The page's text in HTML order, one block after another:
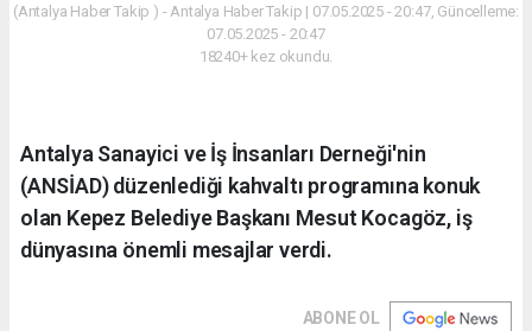
(Antalya Haber Takip ) - Antalya Haber Takip | 07.05.2025 - 20:47, Güncelleme:
07.05.2025 - 20:47
18240+ kez okundu.
Antalya Sanayici ve İş İnsanları Derneği'nin
(ANSİAD) düzenlediği kahvaltı programına konuk
olan Kepez Belediye Başkanı Mesut Kocagöz, iş
dünyasına önemli mesajlar verdi.
ABONE OL